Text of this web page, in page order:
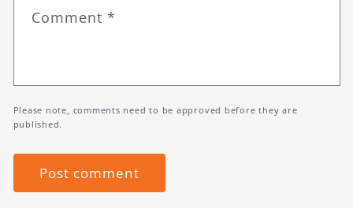
Comment *
Please note, comments need to be approved before they are
published.